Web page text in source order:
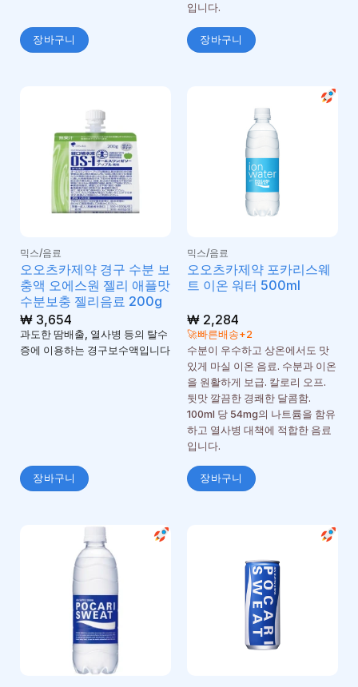
장바구니
입니다.
장바구니
믹스/음료
오오츠카제약 경구 수분 보
충액 오에스원 젤리 애플맛
수분보충 젤리음료 200g
₩3,654
과도한 땀배출, 열사병 등의 탈수
증에 이용하는 경구보수액입니다
장바구니
믹스/음료
오오츠카제약 포카리스웨
트 이온 워터 500ml
₩2,284
🚀빠른배송+2
수분이 우수하고 상온에서도 맛
있게 마실 이온 음료. 수분과 이온
을 원활하게 보급. 칼로리 오프.
뒷맛 깔끔한 경쾌한 달콤함.
100ml 당 54mg의 나트륨을 함유
하고 열사병 대책에 적합한 음료
입니다.
장바구니